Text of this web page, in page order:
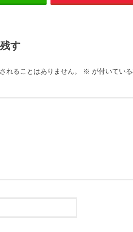
す
れることはありません。 ※ が付いてい